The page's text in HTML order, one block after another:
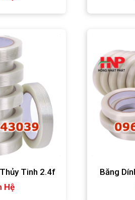
Tinh 2.4f
Hệ
Băng